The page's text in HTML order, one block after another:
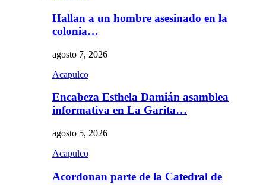
Hallan a un hombre asesinado en la
colonia…
agosto 7, 2026
Acapulco
Encabeza Esthela Damián asamblea
informativa en La Garita…
agosto 5, 2026
Acapulco
Acordonan parte de la Catedral de